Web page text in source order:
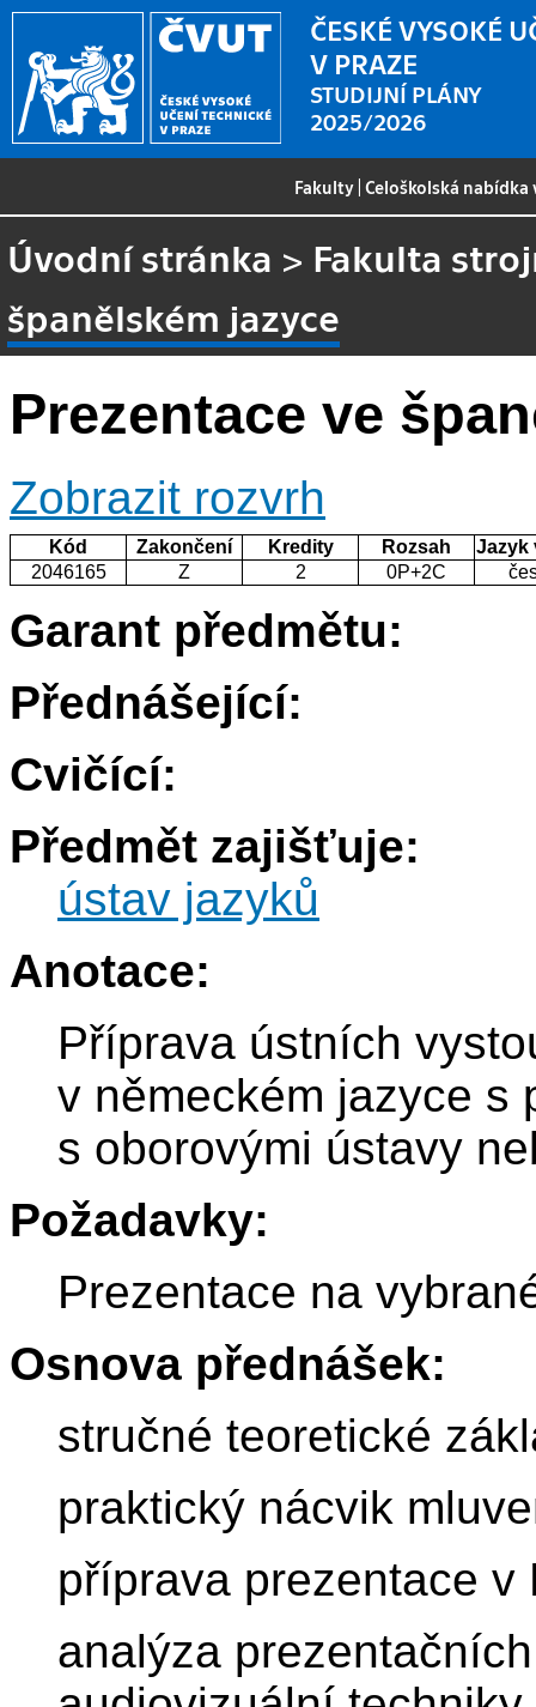
ČESKÉ VYSOKÉ
V PRAZE
STUDIJNÍ PLÁNY
2025/2026
Fakulty |Celoškolská
Úvodní stránka > Fakulta
španělském jazyce
Prezentace ve
Zobrazit rozvrh
Kód Zakončení Kredity Rozsah
Jazyk
2046165
Z 2 0P+2C
Garant předmětu:
Přednášející:
Cvičící:
Předmět zajišťuje:
ústav jazyků
Anotace:
Příprava ústních
v německém jazyce s
s oborovými ústavy
Požadavky:
Prezentace na
Osnova přednášek:
stručné teoretické
praktický nácvik
příprava prezentace v
analýza